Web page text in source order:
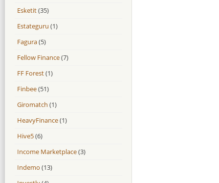
Esketit(35)
Estateguru (1)
Fagura(5)
Fellow Finance(7)
FF Forest(1)
Finbee(51)
Giromatch (1)
HeavyFinance(1)
Hive5(6)
Income Marketplace(3)
Indemo (13)